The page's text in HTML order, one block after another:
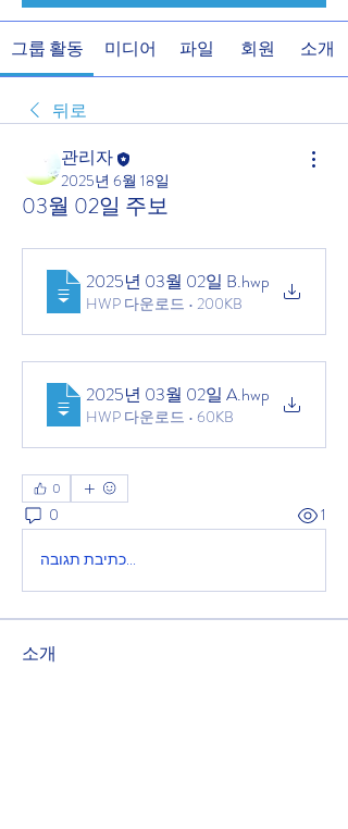
그룹 활동 미디어 파일 회원 소개
뒤로
관리자
2025년 6월 18일
03월 02일 주보
2025년 03월 02일 B.hwp
HWP 다운로드 • 200KB
2025년 03월 02일 A.hwp
HWP 다운로드 • 60KB
0
0 1
כתיבת תגובה...
소개